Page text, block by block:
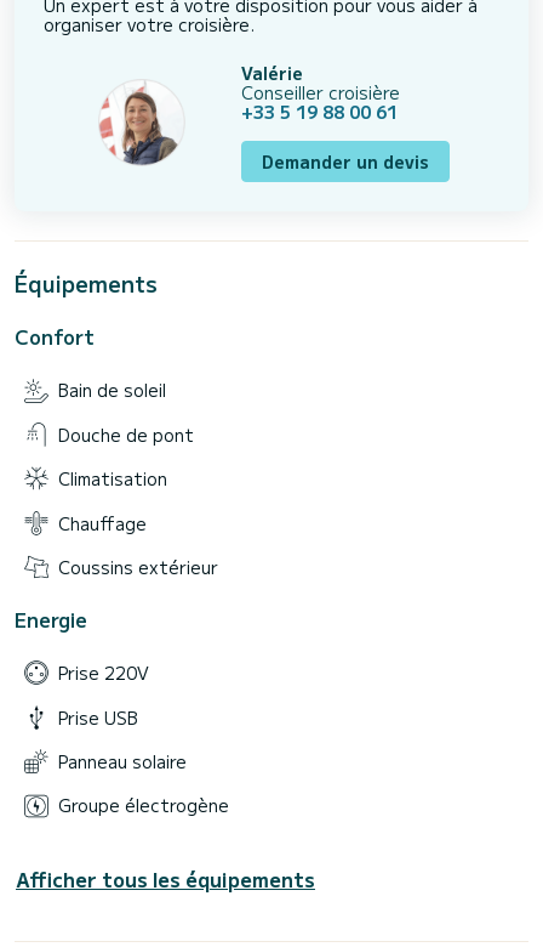
Un expert est à votre disposition pour vous aider à
organiser votre croisière.
Valérie
Conseiller croisière
+33 5 19 88 00 61
Demander un devis
Équipements
Confort
Bain de soleil
Douche de pont
Climatisation
Chauffage
Coussins extérieur
Energie
Prise 220V
Prise USB
Panneau solaire
Groupe électrogène
Afficher tous les équipements